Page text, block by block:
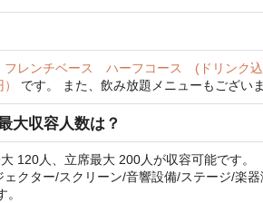
フレンチベース ハーフコース (ドリンク込
です。 また、飲み放題メニューもございま
大収容人数は？
120人、立席最大 200人が収容可能です。
クター/スクリーン/音響設備/ステージ/楽